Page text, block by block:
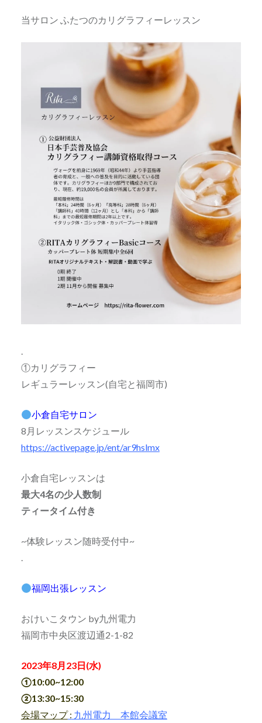
当サロン ふたつのカリグラフィーレッスン
.
①カリグラフィー
レギュラーレッスン(自宅と福岡市)
小倉自宅サロン
8月レッスンスケジュール
https://activepage.jp/ent/ar9hslmx
小倉自宅レッスンは
最大4名の少人数制
ティータイム付き
~体験レッスン随時受付中~
.
福岡出張レッスン
おけいこタウン by九州電力
福岡市中央区渡辺通2-1-82
2023年8月23日(水)
①10:00~12:00
②13:30~15:30
会場マップ: 九州電力 本館会議室